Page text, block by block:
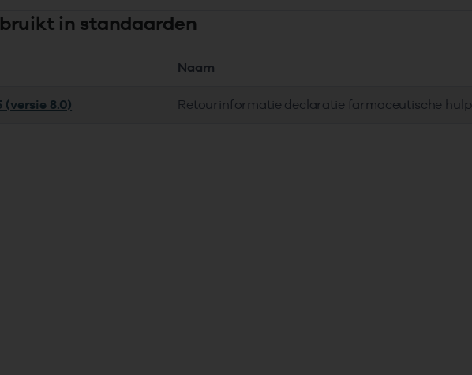
in standaarden
Naam
(versie 8.0) Retourinformatie declaratie farmaceutische hulp